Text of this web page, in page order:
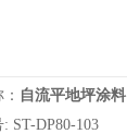
自流平地坪涂料
ST-DP80-103